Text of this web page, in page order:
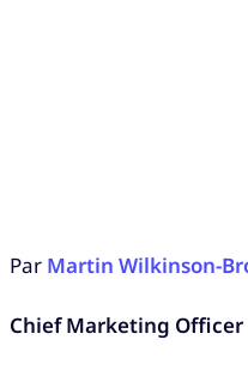
Par Martin Wilkinson-
Chief Marketing Officer